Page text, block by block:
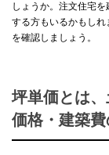
しょうか。注文住宅
する方もいるかもし
を確認しましょう。
坪単価とは
価格・建築費